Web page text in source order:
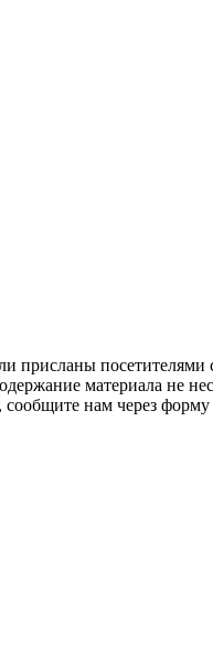
посетителями
материала не
нам через форму